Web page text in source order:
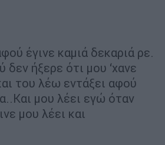
έγινε καμιά δεκαριά ρε.
ήξερε ότι μου ‘χανε
του λέω εντάξει αφού
μου λέει εγώ όταν
μου λέει και